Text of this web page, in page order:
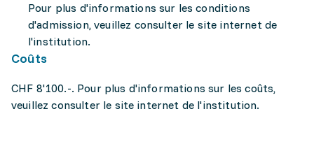
Pour plus d'informations sur les conditions
d'admission, veuillez consulter le site internet de
l'institution.
Coûts
CHF 8'100.-. Pour plus d'informations sur les coûts,
veuillez consulter le site internet de l'institution.